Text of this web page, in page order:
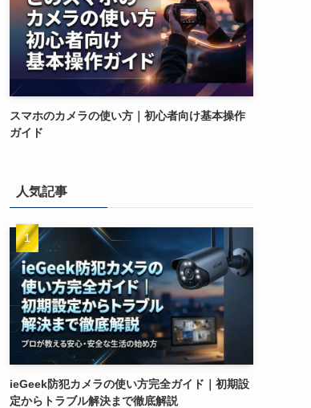
スマホのカメラの使い方｜初心者向け基本操作
ガイド
人気記事
ieGeek防犯カメラの使い方完全ガイド｜初期設
定からトラブル解決まで徹底解説